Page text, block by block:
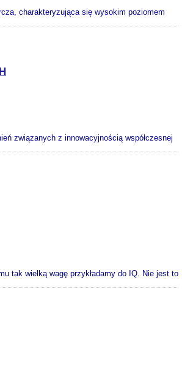
charakteryzująca się wysokim poziomem
związanych z innowacyjnością współczesnej
tak wielką wagę przykładamy do IQ. Nie jest to